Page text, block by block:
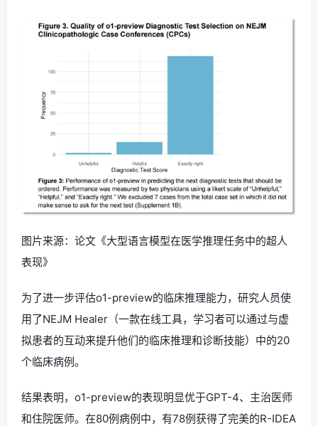
图片来源：论文《大型语言模型在医学推理任务中的超人
表现》
为了进一步评估o1-preview的临床推理能力，研究人员使
用了NEJM Healer（一款在线工具，学习者可以通过与虚
拟患者的互动来提升他们的临床推理和诊断技能）中的20
个临床病例。
结果表明，o1-preview的表现明显优于GPT-4、主治医师
和住院医师。在80例病例中，有78例获得了完美的R-IDEA